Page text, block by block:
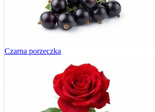
Czarna porzeczka